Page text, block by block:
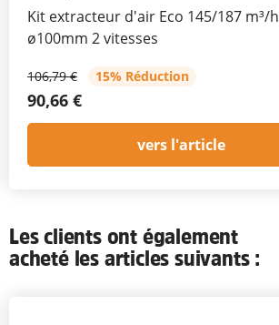
Kit extracteur d'air Eco 145/187 m³/h
ø100mm 2 vitesses
106,79 € 15% Réduction
90,66 €
vers l'article
Les clients ont également
acheté les articles suivants :